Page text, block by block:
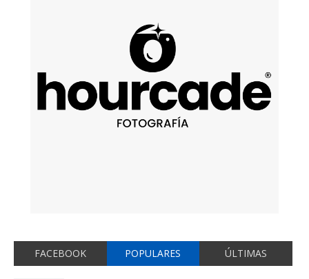
FACEBOOK POPULARES ÚLTIMAS